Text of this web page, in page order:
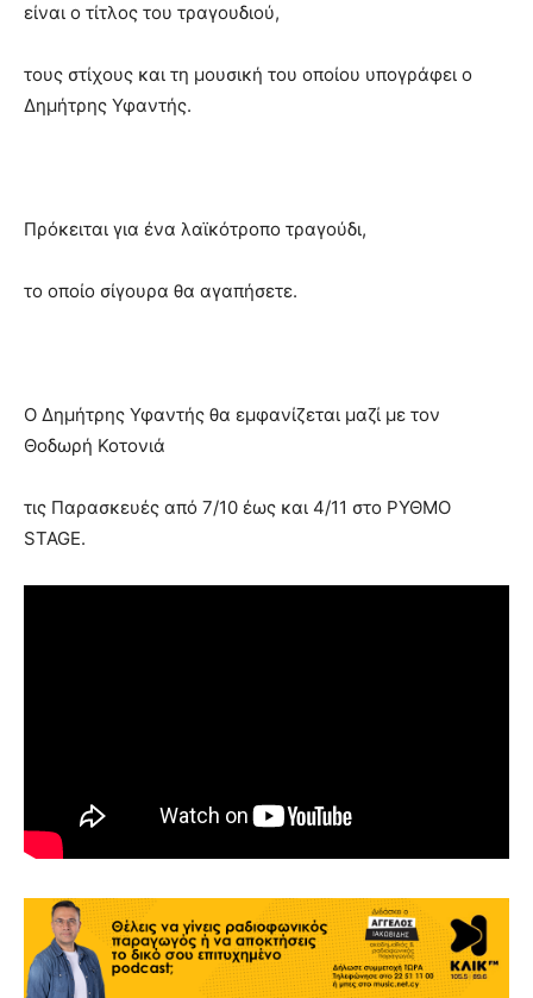
είναι ο τίτλος του τραγουδιού,
τους στίχους και τη μουσική του οποίου υπογράφει ο
Δημήτρης Υφαντής.
Πρόκειται για ένα λαϊκότροπο τραγούδι,
το οποίο σίγουρα θα αγαπήσετε.
Ο Δημήτρης Υφαντής θα εμφανίζεται μαζί με τον
Θοδωρή Κοτονιά
τις Παρασκευές από 7/10 έως και 4/11 στο ΡΥΘMO
STAGE.